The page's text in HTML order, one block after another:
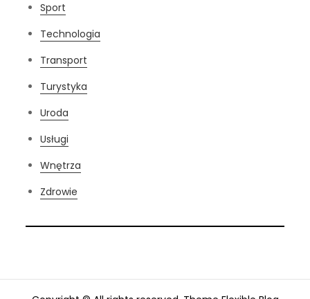
Sport
Technologia
Transport
Turystyka
Uroda
Usługi
Wnętrza
Zdrowie